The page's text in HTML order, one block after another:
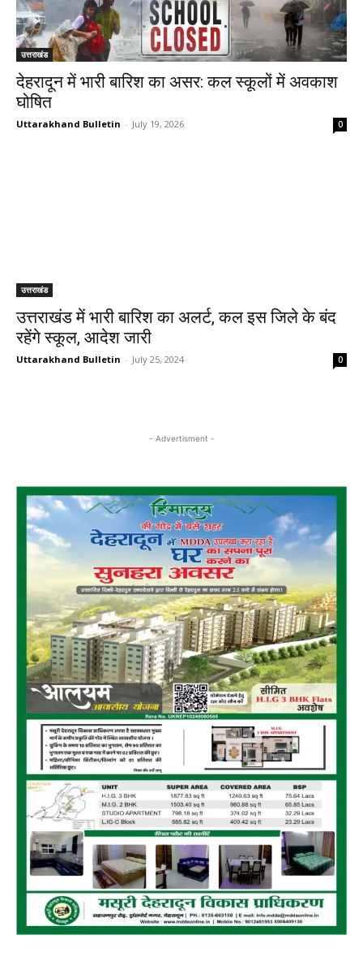
उत्तराखंड
देहरादून में भारी बारिश का असर: कल स्कूलों में अवकाश
घोषित
Uttarakhand Bulletin - July 19, 2026 0
उत्तराखंड
उत्तराखंड में भारी बारिश का अलर्ट, कल इस जिले के बंद
रहेंगे स्कूल, आदेश जारी
Uttarakhand Bulletin - July 25, 2024 0
- Advertisment -